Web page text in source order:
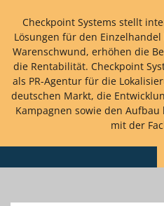
Checkpoint Systems stellt
Lösungen für den
Warenschwund, erhöhen die
die Rentabilität. Checkpoint
als PR-Agentur für die
deutschen Markt, die
Kampagnen sowie den
mit der